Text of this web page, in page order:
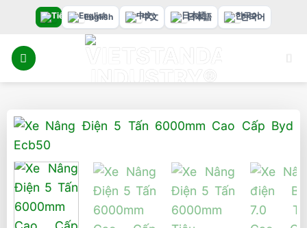
nội
dung
English 中文 日本語 한국어